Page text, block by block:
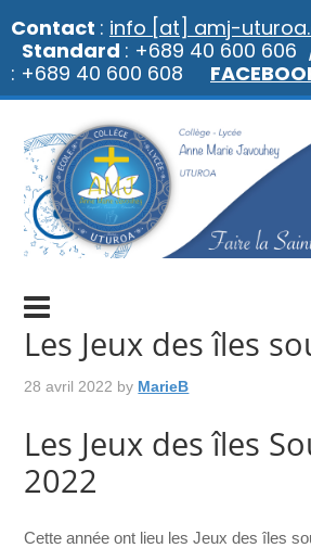
Les Jeux des îles
28 avril 2022 by MarieB
Les Jeux des îles
2022
Cette année ont lieu les Jeux des îles
Contact : info [at] amj-
Standard : +689 40 600 606
: +689 40 600 608